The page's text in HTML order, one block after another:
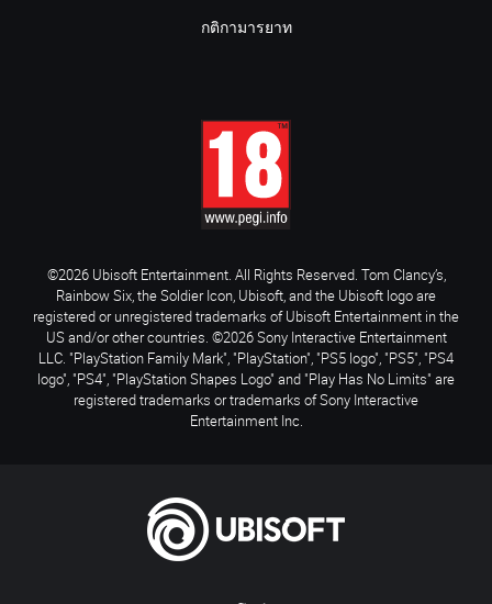
กติกามารยาท
©2026 Ubisoft Entertainment. All Rights Reserved. Tom Clancy’s,
Rainbow Six, the Soldier Icon, Ubisoft, and the Ubisoft logo are
registered or unregistered trademarks of Ubisoft Entertainment in the
US and/or other countries. ©2026 Sony Interactive Entertainment
LLC. "PlayStation Family Mark", "PlayStation", "PS5 logo", "PS5", "PS4
logo", "PS4", "PlayStation Shapes Logo" and "Play Has No Limits" are
registered trademarks or trademarks of Sony Interactive
Entertainment Inc.